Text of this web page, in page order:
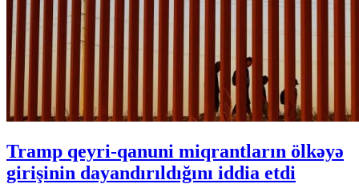
Tramp qeyri-qanuni miqrantların ölkəyə
girişinin dayandırıldığını iddia etdi